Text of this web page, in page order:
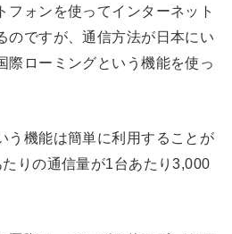
フォンを使ってインターネット
のですが、通信方法が日本にい
際ローミングという機能を使っ
う機能は簡単に利用することが
りの通信量が1台あたり3,000